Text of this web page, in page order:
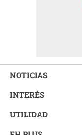
NOTICIAS
INTERÉS
UTILIDAD